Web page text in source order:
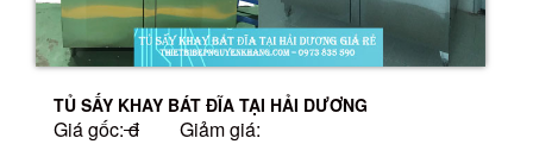
TỦ SẤY KHAY BÁT ĐĨA TẠI HẢI DƯƠNG
Giá gốc:đ Giảm giá: